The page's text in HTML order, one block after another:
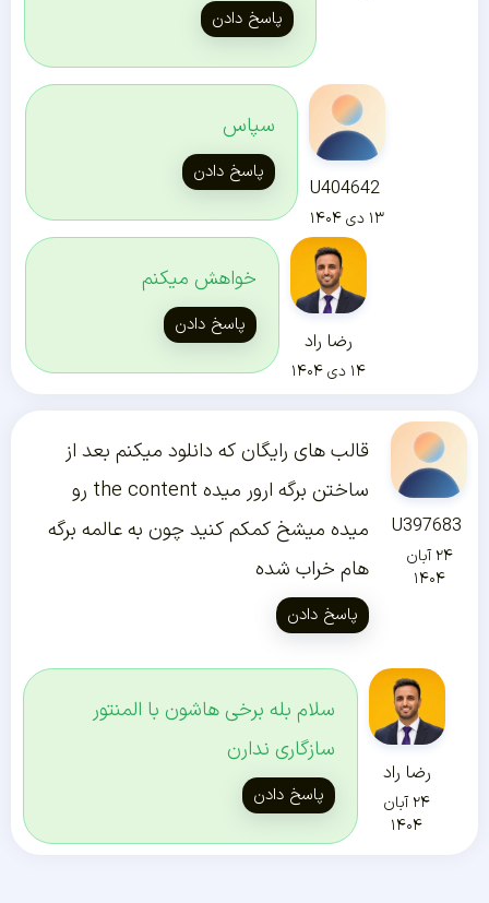
پاسخ دادن
U404642
۱۳ دی ۱۴۰۴
سپاس
پاسخ دادن
رضا راد
۱۴ دی ۱۴۰۴
خواهش میکنم
پاسخ دادن
U397683
۲۴ آبان
۱۴۰۴
قالب های رایگان که دانلود میکنم بعد از
ساختن برگه ارور میده the content رو
میده میشخ کمکم کنید چون به عالمه برگه
هام خراب شده
پاسخ دادن
رضا راد
۲۴ آبان
۱۴۰۴
سلام بله برخی هاشون با المنتور
سازگاری ندارن
پاسخ دادن